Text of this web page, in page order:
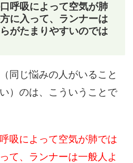
呼吸によって空気が肺
に入って、ランナーは
がたまりやすいのでは
同じ悩みの人がいること
）のは、こういうことで
吸によって空気が肺では
て、ランナーは一般人よ